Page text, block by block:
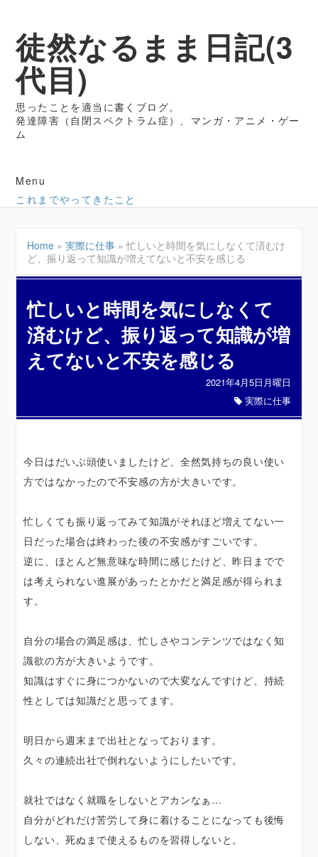
徒然なるまま日記(3
代目)
思ったことを適当に書くブログ。
発達障害（自閉スペクトラム症）、マンガ・アニメ・ゲー
ム
Menu
これまでやってきたこと
Home »実際に仕事 »忙しいと時間を気にしなくて済むけ
ど、振り返って知識が増えてないと不安を感じる
忙しいと時間を気にしなくて
済むけど、振り返って知識が増
えてないと不安を感じる
2021年4月5日月曜日
実際に仕事
今日はだいぶ頭使いましたけど、全然気持ちの良い使い
方ではなかったので不安感の方が大きいです。
忙しくても振り返ってみて知識がそれほど増えてない一
日だった場合は終わった後の不安感がすごいです。
逆に、ほとんど無意味な時間に感じたけど、昨日までで
は考えられない進展があったとかだと満足感が得られま
す。
自分の場合の満足感は、忙しさやコンテンツではなく知
識欲の方が大きいようです。
知識はすぐに身につかないので大変なんですけど、持続
性としては知識だと思ってます。
明日から週末まで出社となっております。
久々の連続出社で倒れないようにしたいです。
就社ではなく就職をしないとアカンなぁ…
自分がどれだけ苦労して身に着けることになっても後悔
しない、死ぬまで使えるものを習得しないと。